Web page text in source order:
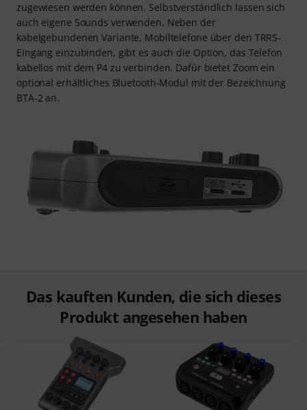
zugewiesen werden können. Selbstverständlich lassen sich
auch eigene Sounds verwenden. Neben der
kabelgebundenen Variante, Mobiltelefone über den TRRS-
Eingang einzubinden, gibt es auch die Option, das Telefon
kabellos mit dem P4 zu verbinden. Dafür bietet Zoom ein
optional erhältliches Bluetooth-Modul mit der Bezeichnung
BTA-2 an.
Das kauften Kunden, die sich dieses
Produkt angesehen haben